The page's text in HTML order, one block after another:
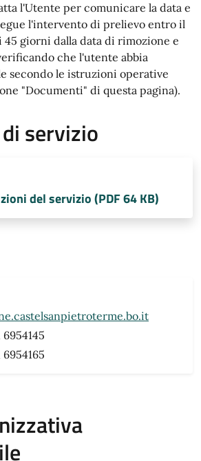
l'Utente per comunicare la data e
l'intervento di prelievo entro il
45 giorni dalla data di rimozione e
che l'utente abbia
secondo le istruzioni operative
"Documenti" di questa pagina).
servizio
del servizio (PDF 64 KB)
6954145
6954165